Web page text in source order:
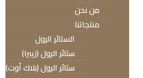
من نحن
منتجاتنا
الستائر الرول
ستائر الرول (زيبرا)
ستائر الرول (بلاك أوت)